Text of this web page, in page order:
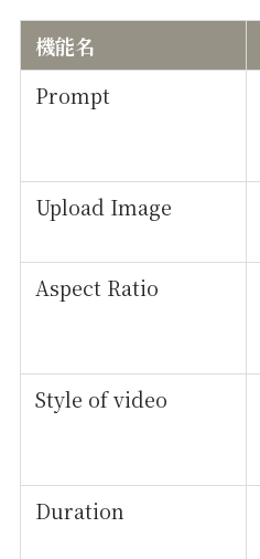
機能名
Prompt
Upload Image
Aspect Ratio
Style of video
Duration